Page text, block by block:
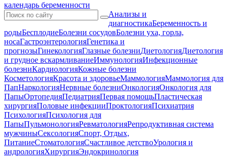
календарь беременности
Анализы и
диагностикаБеременность и
родыБесплодиеБолезни сосудовБолезни уха, горла,
носаГастроэнтерологияГенетика и
прогнозыГинекологияГлазные болезниДиетологияДиетология
и грудное вскармливаниеИммунологияИнфекционные
болезниКардиологияКожные болезни
КосметологияКрасота и здоровьеМаммологияМаммология для
ПапНаркологияНервные болезниОнкологияОнкология для
ПапыОртопедияПедиатрияПервая помощьПластическая
хирургияПоловые инфекцииПроктологияПсихиатрия
ПсихологияПсихология для
ПапыПульмонологияРевматологияРепродуктивная система
мужчиныСексологияСпорт, Отдых,
ПитаниеСтоматологияСчастливое детствоУрология и
андрологияХирургияЭндокринология